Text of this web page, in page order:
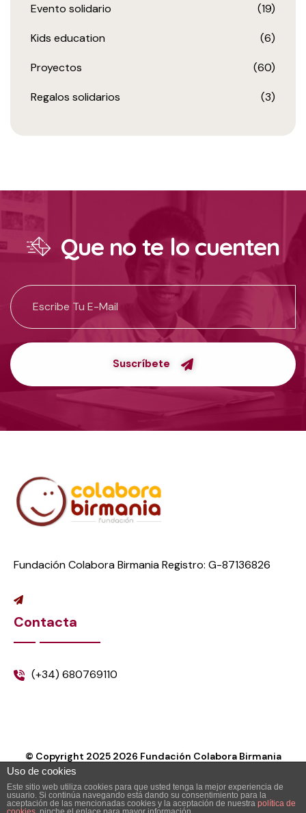
Evento solidario (19)
Kids education (6)
Proyectos (60)
Regalos solidarios (3)
Que no te lo cuenten
Suscríbete
Fundación Colabora Birmania Registro: G-87136826
Contacta
(+34) 680769110
© Copyright 2025 2026 Fundación Colabora Birmania
Uso de cookies
Este sitio web utiliza cookies para que usted tenga la mejor experiencia de
usuario. Si continúa navegando está dando su consentimiento para la
aceptación de las mencionadas cookies y la aceptación de nuestra política de